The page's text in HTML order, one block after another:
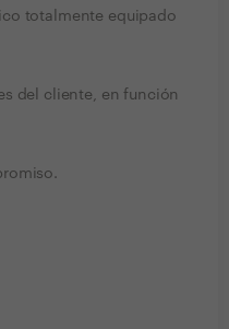
totalmente equipado
del cliente, en función